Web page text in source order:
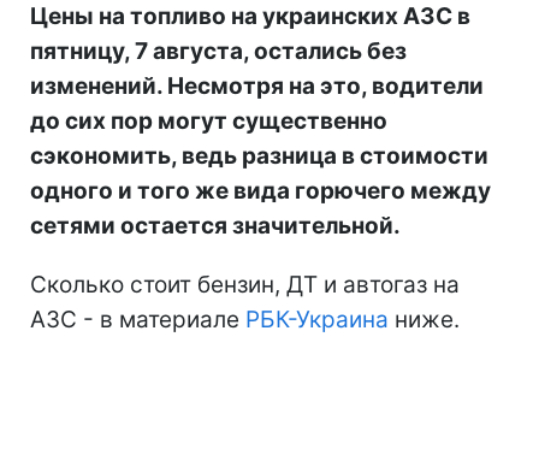
Цены на топливо на украинских АЗС в
пятницу, 7 августа, остались без
изменений. Несмотря на это, водители
до сих пор могут существенно
сэкономить, ведь разница в стоимости
одного и того же вида горючего между
сетями остается значительной.
Сколько стоит бензин, ДТ и автогаз на
АЗС - в материале РБК-Украина ниже.